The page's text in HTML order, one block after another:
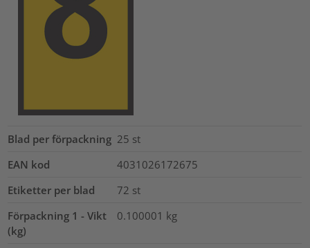
Blad per förpackning 25 st
EAN kod
4031026172675
Etiketter per blad
72 st
Förpackning 1 - Vikt
(kg)
0.100001 kg